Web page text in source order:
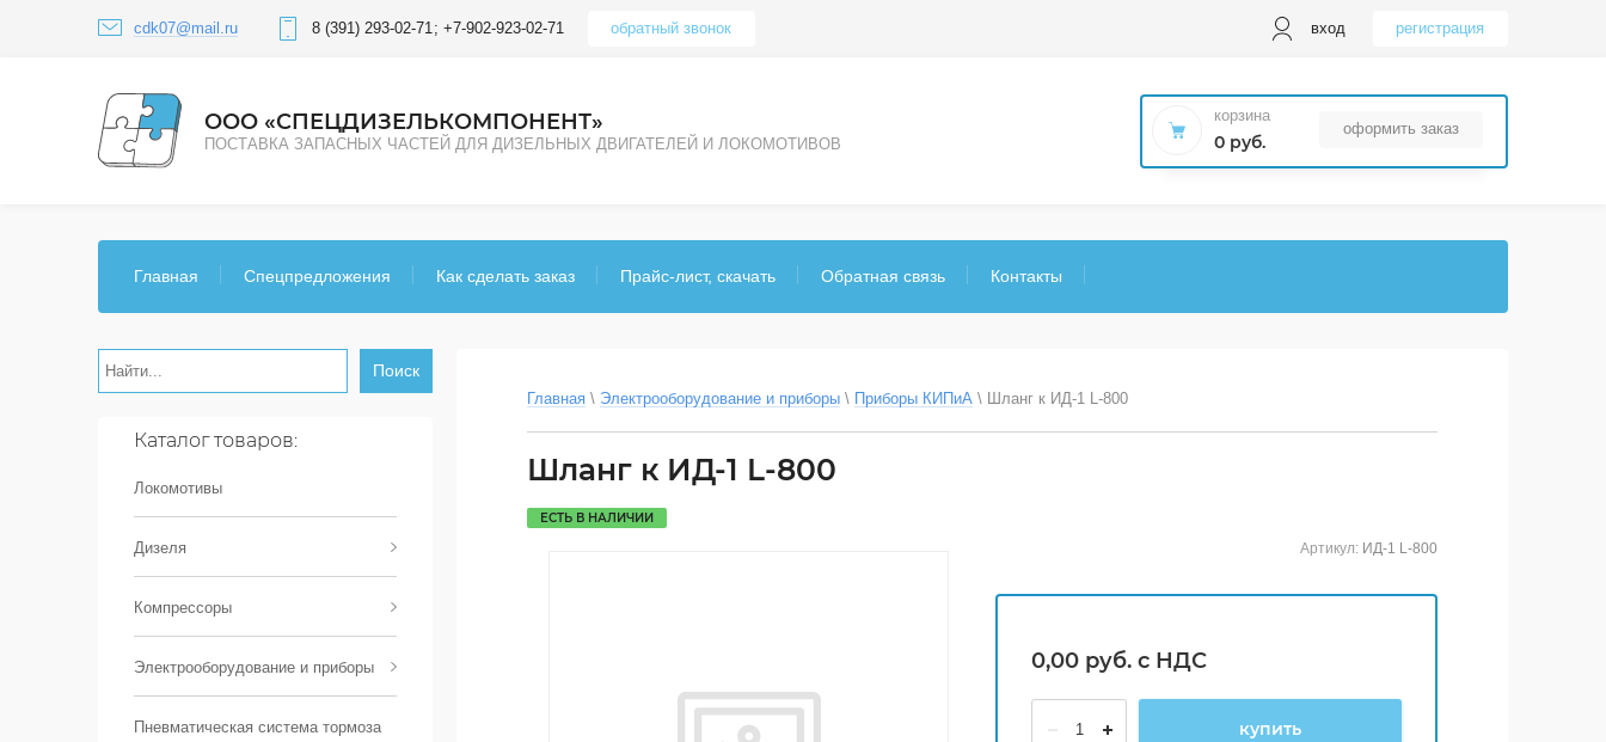
cdk07@mail.ru 8 (391) 293-02-71 +7-902-923-02-71 обратный звонок вход регистрация
ООО «СПЕЦДИЗЕЛЬКОМПОНЕНТ»
ПОСТАВКА ЗАПАСНЫХ ЧАСТЕЙ ДЛЯ ДИЗЕЛЬНЫХ ДВИГАТЕЛЕЙ И ЛОКОМОТИВОВ
корзина
0 руб.
оформить заказ
Главная Спецпредложения Как сделать заказ Прайс-лист, скачать Обратная связь Контакты
Поиск
Каталог товаров:
Локомотивы
Дизеля
Компрессоры
Электрооборудование и приборы
Пневматическая система тормоза
Главная \ Электрооборудование и приборы \ Приборы КИПиА \ Шланг к ИД-1 L-800
Шланг к ИД-1 L-800
ЕСТЬ В НАЛИЧИИ
Артикул: ИД-1 L-800
0,00 руб. с НДС
купить